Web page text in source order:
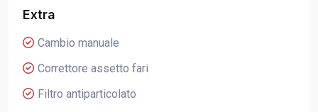
Extra
Cambio manuale
Correttore assetto fari
Filtro antiparticolato